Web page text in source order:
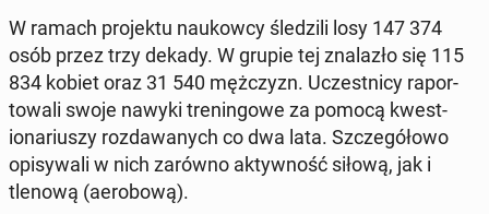
W ramach pro­jek­tu naukow­cy śledzili losy 147 374
osób przez trzy dekady. W grupie tej znalazło się 115
834 kobiet oraz 31 540 mężczyzn. Uczest­ni­cy ra­por­
towali swoje nawyki treningowe za pomocą kwes­t­
ionar­iuszy roz­dawanych co dwa lata. Szczegółowo
opisy­wali w nich zarówno ak­ty­wność siłową, jak i
tlenową (aer­obową).